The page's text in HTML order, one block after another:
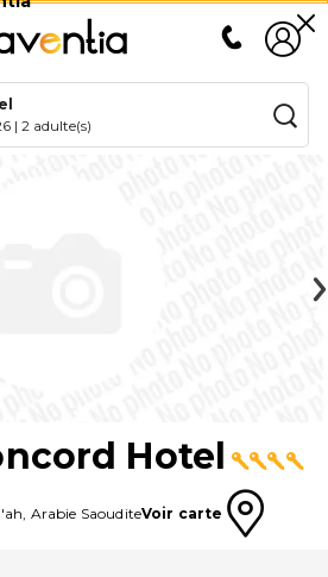
|2 adulte(s)
Hotel
, Arabie SaouditeVoir carte